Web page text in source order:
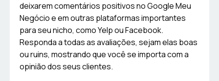
deixarem comentários positivos no Google Meu
Negócio e em outras plataformas importantes
para seu nicho, como Yelp ou Facebook.
Responda a todas as avaliações, sejam elas boas
ou ruins, mostrando que você se importa com a
opinião dos seus clientes.